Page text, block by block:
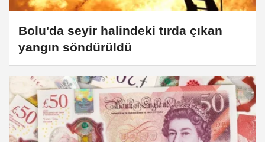
Bolu'da seyir halindeki tırda çıkan
yangın söndürüldü